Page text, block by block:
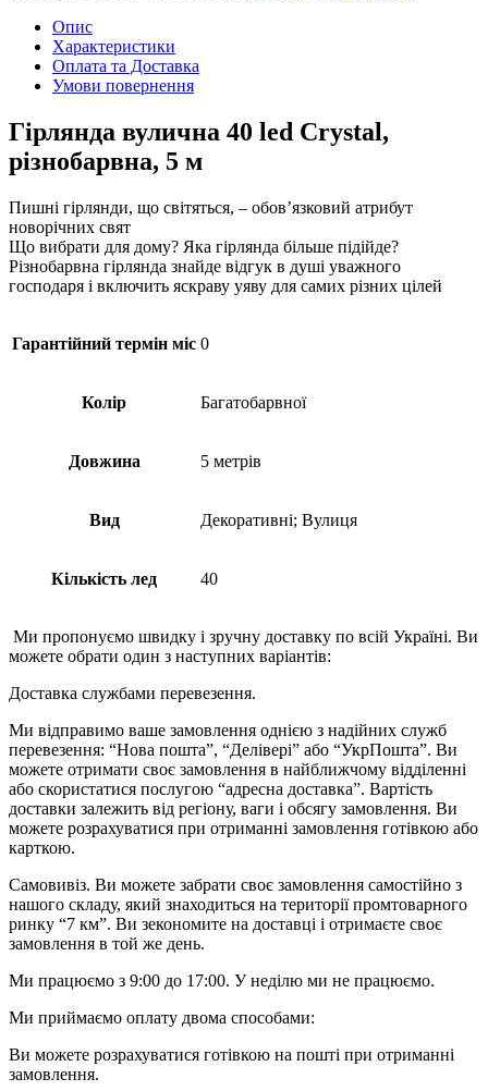
Опис
Характеристики
Оплата та Доставка
Умови повернення
Гірлянда вулична 40 led Crystal,
різнобарвна, 5 м
Пишні гірлянди, що світяться, – обов’язковий атрибут
новорічних свят
Що вибрати для дому? Яка гірлянда більше підійде?
Різнобарвна гірлянда знайде відгук в душі уважного
господаря і включить яскраву уяву для самих різних цілей
Гарантійний термін міс 0
Колір Багатобарвної
Довжина 5 метрів
Вид Декоративні; Вулиця
Кількість лед 40
Ми пропонуємо швидку і зручну доставку по всій Україні. Ви
можете обрати один з наступних варіантів:
Доставка службами перевезення.
Ми відправимо ваше замовлення однією з надійних служб
перевезення: “Нова пошта”, “Делівері” або “УкрПошта”. Ви
можете отримати своє замовлення в найближчому відділенні
або скористатися послугою “адресна доставка”. Вартість
доставки залежить від регіону, ваги і обсягу замовлення. Ви
можете розрахуватися при отриманні замовлення готівкою або
карткою.
Самовивіз. Ви можете забрати своє замовлення самостійно з
нашого складу, який знаходиться на території промтоварного
ринку “7 км”. Ви зекономите на доставці і отримаєте своє
замовлення в той же день.
Ми працюємо з 9:00 до 17:00. У неділю ми не працюємо.
Ми приймаємо оплату двома способами:
Ви можете розрахуватися готівкою на пошті при отриманні
замовлення.